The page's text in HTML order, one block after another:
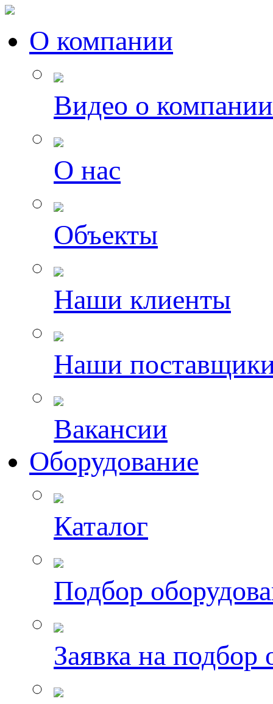
О компании
Видео о компании
О нас
Объекты
Наши клиенты
Наши
Вакансии
Оборудование
Каталог
Подбор
Заявка на подбор